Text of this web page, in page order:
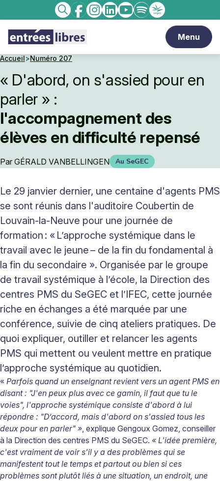
Menu
Recherche
Facebook
Instagram
linkedinYoutube
SpotifyEnseignement
catholique
Accueil>Numéro 207
« D'abord, on s'assied pour en
parler » :
l'accompagnement des
élèves en difficulté repensé
Par GÉRALD VANBELLINGEN Au SeGEC
Le 29 janvier dernier, une centaine d'agents PMS
se sont réunis dans l'auditoire Coubertin de
Louvain-la-Neuve pour une journée de
formation : « L’approche systémique dans le
travail avec le jeune – de la fin du fondamental à
la fin du secondaire ». Organisée par le groupe
de travail systémique à l’école, la Direction des
centres PMS du SeGEC et l’IFEC, cette journée
riche en échanges a été marquée par une
conférence, suivie de cinq ateliers pratiques. De
quoi expliquer, outiller et relancer les agents
PMS qui mettent ou veulent mettre en pratique
l’approche systémique au quotidien.
« Parfois quand un enseignant revient vers un agent PMS en
disant: "J'en peux plus avec ce gamin, il faut que tu le
voies", l'approche systémique consiste d'abord à lui
répondre : "D’accord, mais d'abord on s'assied tous les
deux pour en parler" », explique Gengoux Gomez, conseiller
à la Direction des centres PMS du SeGEC. « L'idée première,
c'est vraiment de voir s'il y a des problèmes qui se
manifestent tout le temps et partout ou bien si ces
problèmes sont plutôt liés à une situation, un endroit, une